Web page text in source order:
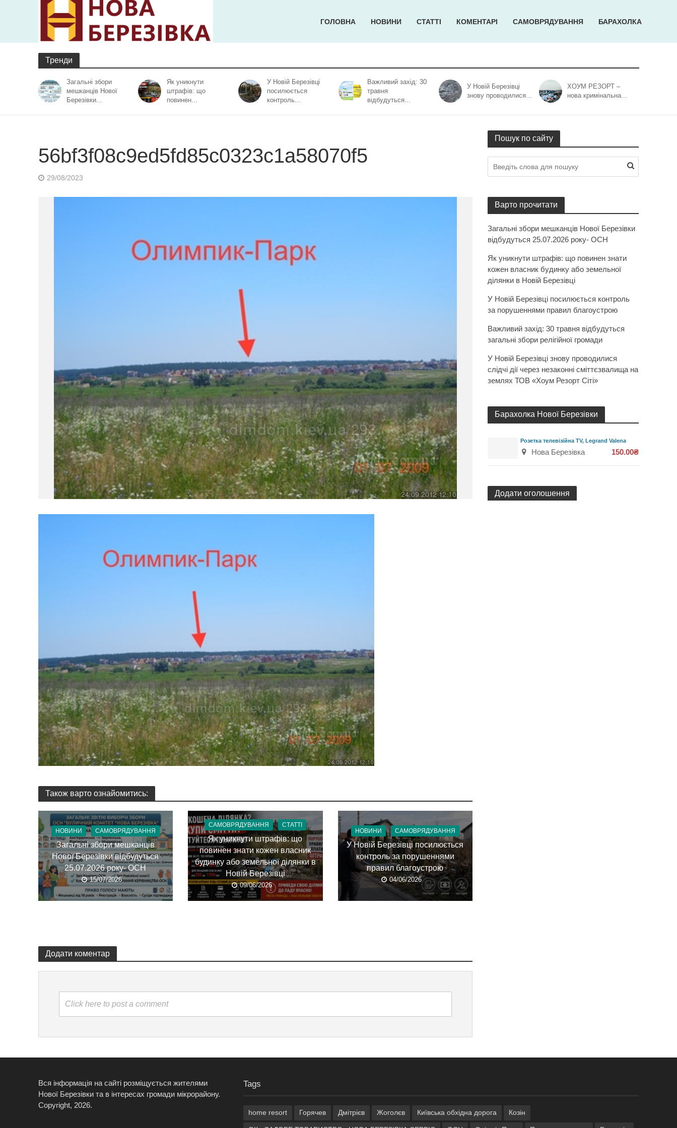
ГОЛОВНА НОВИНИ СТАТТІ КОМЕНТАРІ САМОВРЯДУВАННЯ БАРАХОЛКА
Тренди
Загальні збори
мешканців Нової
Березівки...
Як уникнути
штрафів: що
повинен...
У Новій Березівці
посилюється
контроль...
Важливий захід: 30
травня
відбудуться...
У Новій Березівці
знову проводилися...
ХОУМ РЕЗОРТ –
нова кримінальна...
56bf3f08c9ed5fd85c0323c1a58070f5
29/08/2023
Також варто ознайомитись:
НОВИНИ САМОВРЯДУВАННЯ
Загальні збори мешканців
Нової Березівки відбудуться
25.07.2026 року- ОСН
15/07/2026
САМОВРЯДУВАННЯ СТАТТІ
Як уникнути штрафів: що
повинен знати кожен власник
будинку або земельної ділянки в
Новій Березівці
09/06/2026
НОВИНИ САМОВРЯДУВАННЯ
У Новій Березівці посилюється
контроль за порушеннями
правил благоустрою
04/06/2026
Додати коментар
Click here to post a comment
Пошук по сайту
Варто прочитати
Загальні збори мешканців Нової Березівки
відбудуться 25.07.2026 року- ОСН
Як уникнути штрафів: що повинен знати
кожен власник будинку або земельної
ділянки в Новій Березівці
У Новій Березівці посилюється контроль
за порушеннями правил благоустрою
Важливий захід: 30 травня відбудуться
загальні збори релігійної громади
У Новій Березівці знову проводилися
слідчі дії через незаконні сміттєзвалища на
землях ТОВ «Хоум Резорт Сіті»
Барахолка Нової Березівки
Розетка телевізійна TV, Legrand Valena
Нова Березівка 150.00₴
Додати оголошення
Вся інформація на сайті розміщується жителями
Нової Березівки та в інтересах громади мікрорайону.
Copyright, 2026.
Tags
home resort Горячев Дмітрієв Жоголєв Київська обхідна дорога Козін